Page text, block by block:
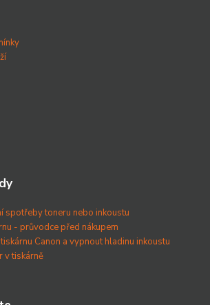
spotřeby toneru nebo inkoustu
- průvodce před nákupem
Canon a vypnout hladinu inkoustu
v tiskárně